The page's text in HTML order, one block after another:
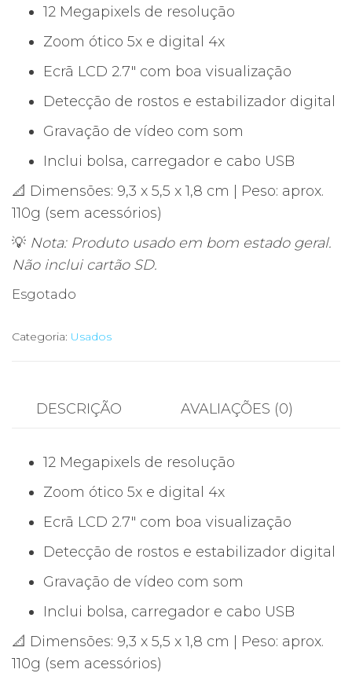
12 Megapixels de resolução
Zoom ótico 5x e digital 4x
Ecrã LCD 2.7″ com boa visualização
Detecção de rostos e estabilizador digital
Gravação de vídeo com som
Inclui bolsa, carregador e cabo USB
📐 Dimensões: 9,3 x 5,5 x 1,8 cm | Peso: aprox.
110g (sem acessórios)
💡 Nota: Produto usado em bom estado geral.
Não inclui cartão SD.
Esgotado
Categoria: Usados
DESCRIÇÃO AVALIAÇÕES (0)
12 Megapixels de resolução
Zoom ótico 5x e digital 4x
Ecrã LCD 2.7″ com boa visualização
Detecção de rostos e estabilizador digital
Gravação de vídeo com som
Inclui bolsa, carregador e cabo USB
📐 Dimensões: 9,3 x 5,5 x 1,8 cm | Peso: aprox.
110g (sem acessórios)